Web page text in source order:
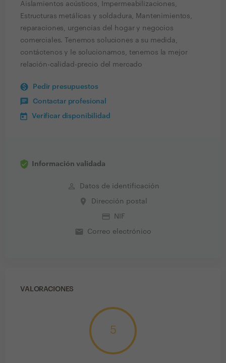
Aislamientos acústicos, Impermeabilizaciones,
Estructuras metálicas y soldadura, Mantenimientos,
reparaciones, urgencias del hogar y negocios
comerciales. Tenemos soluciones a su medida,
contáctenos y le solucionamos, tenemos la mejor
relación-calidad-precio del mercado
Pedir presupuestos
Contactar profesional
Verificar disponibilidad
Información validada
perm_identity Datos de identificación
place Dirección postal
credit_card NIF
email Correo electrónico
VALORACIONES
5